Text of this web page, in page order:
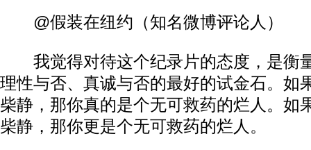
@假装在纽约（知名微博评论人）
我觉得对待这个纪录片的态度，是衡
理性与否、真诚与否的最好的试金石。如
柴静，那你真的是个无可救药的烂人。如
柴静，那你更是个无可救药的烂人。